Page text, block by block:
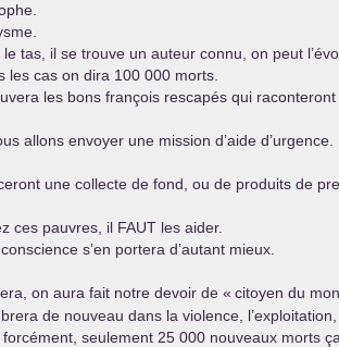
tas, il se trouve un auteur connu, on peut
les cas on dira 100 000 morts.
les bons françois rescapés qui raconteront
allons envoyer une mission d’aide d’urgence.
une collecte de fond, ou de produits de
ces pauvres, il FAUT les aider.
s’en portera d’autant mieux.
on aura fait notre devoir de « citoyen du
de nouveau dans la violence,
forcément, seulement 25 000 nouveaux morts